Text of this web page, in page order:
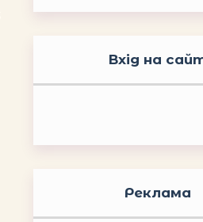
Вхід на
Реклама